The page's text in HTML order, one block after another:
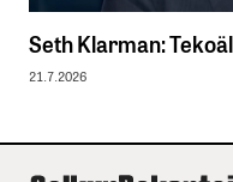
Seth Klarman:
21.7.2026